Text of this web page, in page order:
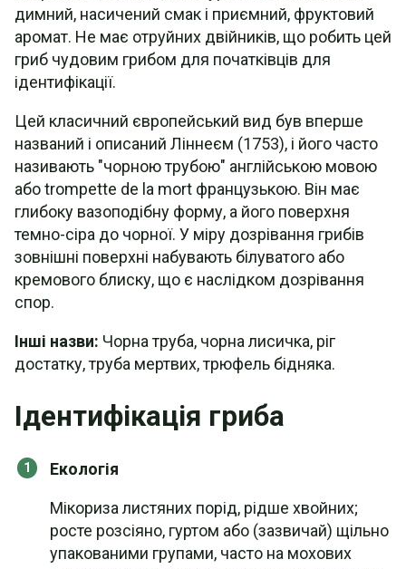
димний, насичений смак і приємний, фруктовий
аромат. Не має отруйних двійників, що робить цей
гриб чудовим грибом для початківців для
ідентифікації.
Цей класичний європейський вид був вперше
названий і описаний Ліннеєм (1753), і його часто
називають "чорною трубою" англійською мовою
або trompette de la mort французькою. Він має
глибоку вазоподібну форму, а його поверхня
темно-сіра до чорної. У міру дозрівання грибів
зовнішні поверхні набувають білуватого або
кремового блиску, що є наслідком дозрівання
спор.
Інші назви: Чорна труба, чорна лисичка, ріг
достатку, труба мертвих, трюфель бідняка.
Ідентифікація гриба
Екологія
Мікориза листяних порід, рідше хвойних;
росте розсіяно, гуртом або (зазвичай) щільно
упакованими групами, часто на мохових